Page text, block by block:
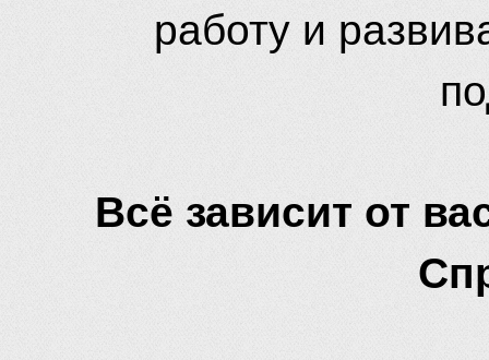
работу и
Всё зависит от